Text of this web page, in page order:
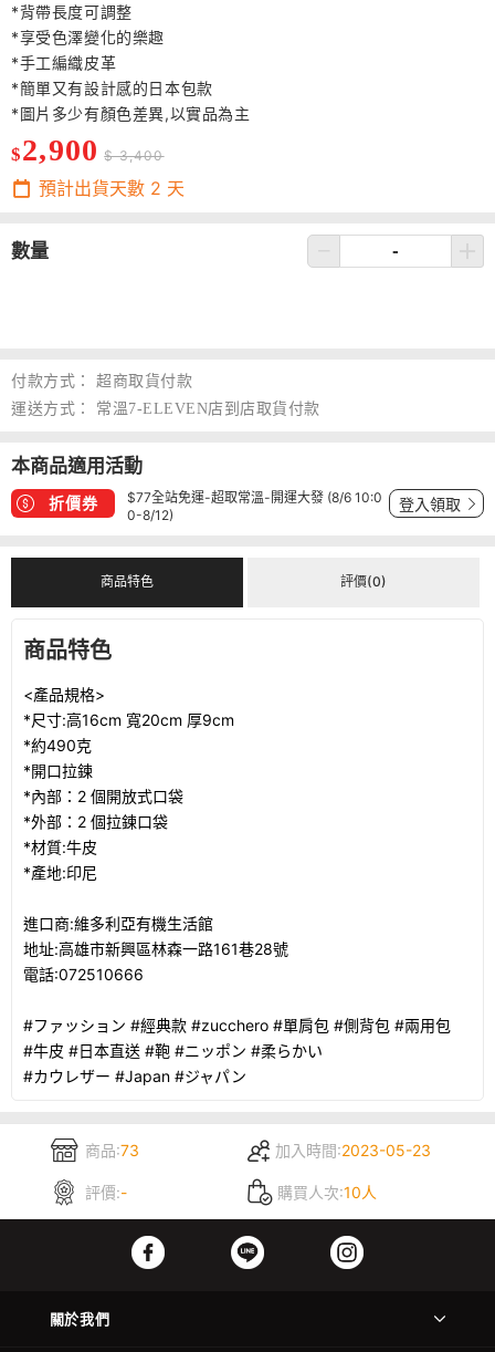
*背帶長度可調整
*享受色澤變化的樂趣
*手工編織皮革
*簡單又有設計感的日本包款
*圖片多少有顏色差異,以實品為主
$2,900 $ 3,400
預計出貨天數 2 天
數量
付款方式：
超商取貨付款
運送方式：
常溫7-ELEVEN店到店取貨付款
本商品適用活動
折價券
$77全站免運-超取常溫-開運大發 (8/6 10:0
0-8/12)
登入領取
商品特色 評價(0)
商品特色
<產品規格>
*尺寸:高16cm 寬20cm 厚9cm
*約490克
*開口拉鍊
*內部：2 個開放式口袋
*外部：2 個拉鍊口袋
*材質:牛皮
*產地:印尼
進口商:維多利亞有機生活館
地址:高雄市新興區林森一路161巷28號
電話:072510666
#ファッション #經典款 #zucchero #單肩包 #側背包 #兩用包
#牛皮 #日本直送 #鞄 #ニッポン #柔らかい
#カウレザー #Japan #ジャパン
商品:73 加入時間:2023-05-23
評價:- 購買人次:10人
關於我們